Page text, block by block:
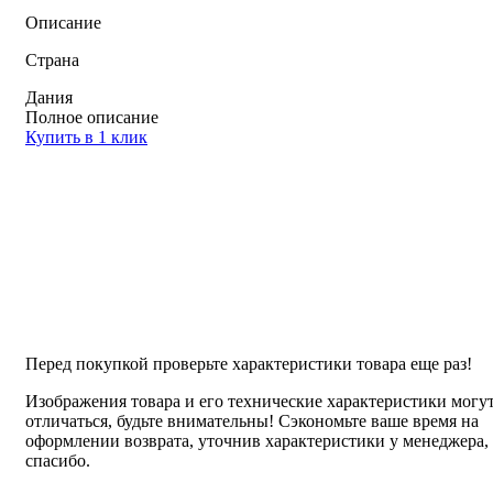
Описание
Страна
Дания
Полное описание
Купить в 1 клик
Перед покупкой проверьте характеристики товара еще раз!
Изображения товара и его технические характеристики
отличаться, будьте внимательны! Сэкономьте ваше время на
оформлении возврата, уточнив характеристики у менеджера,
спасибо.